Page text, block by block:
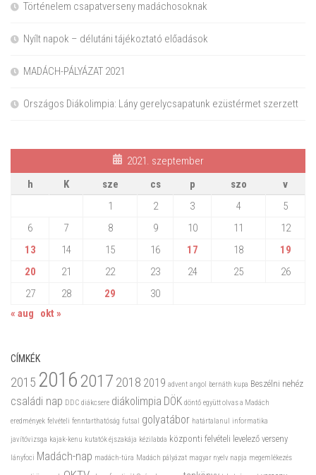
Történelem csapatverseny madáchosoknak
Nyílt napok – délutáni tájékoztató előadások
MADÁCH-PÁLYÁZAT 2021
Országos Diákolimpia: Lány gerelycsapatunk ezüstérmet szerzett
2021. szeptember
h
K sze cs p szo
v
1
2 3 4
5
6
7 8 9 10 11
12
13
14 15 16 17 18
19
20
21 22 23 24 25
26
27
28 29
30
« aug
okt »
CÍMKÉK
2015 20162017 2018 2019 advent angol bernáth kupa Beszélni nehéz
családi nap DDC diákcsere diákolimpia DÖK döntő együtt olvas a Madách
eredmények felvételi fenntarthatóság futsal golyatábor határtalanul informatika
javítóvizsga kajak-kenu kutatók éjszakája kézilabda központi felvételi levelező verseny
lányfoci Madách-nap madách-túra Madách pályázat magyar nyelv napja megemlékezés